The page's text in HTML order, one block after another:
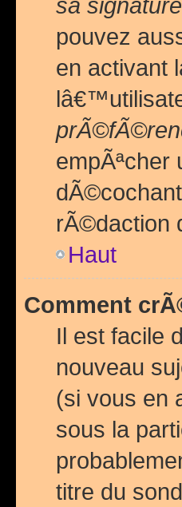
pouvez
en activant
rÃ©daction
Haut
Comment
Il est facile
nouveau
(si vous en
sous la
titre du